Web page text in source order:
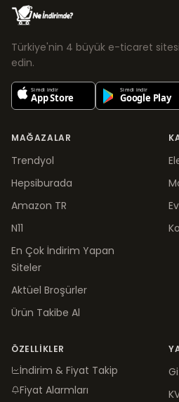
Türkiye'nin 4 büyük e-ticaret
edin.
MAĞAZALAR
Trendyol
Hepsiburada
Amazon TR
N11
En Çok İndirim Yapan
Siteler
Aktüel Broşürler
Ürün Takibe Al
ÖZELLIKLER
İndirim & Fiyat Takip
Fiyat Alarmları